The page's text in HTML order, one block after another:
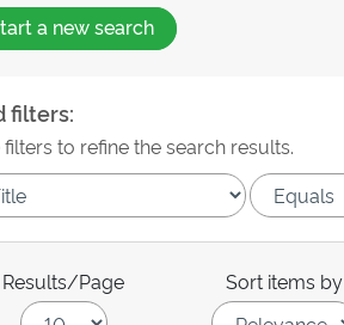
a new search
filters:
filters to refine the search results.
Results/Page Sort items by